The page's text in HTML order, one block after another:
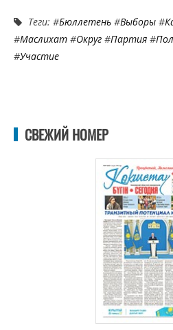
Теги: #Бюллетень #Выборы #
#Маслихат #Округ #Партия #
#Участие
СВЕЖИЙ НОМЕР